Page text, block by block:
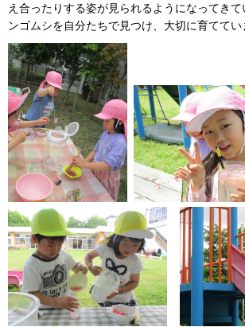
え合ったりする姿が見られるようになってき
ンゴムシを自分たちで見つけ、大切に育ててい